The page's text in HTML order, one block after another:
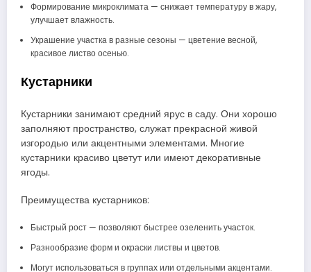
Формирование микроклимата — снижает температуру в жару,
улучшает влажность.
Украшение участка в разные сезоны — цветение весной,
красивое листво осенью.
Кустарники
Кустарники занимают средний ярус в саду. Они хорошо
заполняют пространство, служат прекрасной живой
изгородью или акцентными элементами. Многие
кустарники красиво цветут или имеют декоративные
ягоды.
Преимущества кустарников:
Быстрый рост — позволяют быстрее озеленить участок.
Разнообразие форм и окраски листвы и цветов.
Могут использоваться в группах или отдельными акцентами.